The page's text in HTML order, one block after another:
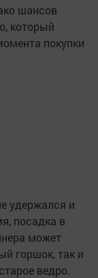
шансов
который
покупки
удержался и
посадка в
может
горшок, так и
ведро.